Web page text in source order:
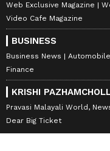
Web Exclusive Magazine
Video Cafe Magazine
BUSINESS
Business News
Finance
KRISHI
Pravasi Malayali World,
Dear Big Ticket